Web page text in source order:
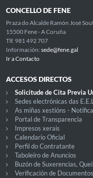
CONCELLO DE FENE
Praza do Alcalde Ramón José
15500 Fene - A Coruña
Tlf. 981 492 707
Información: sede@fene.gal
Ir a Contacto
ACCESOS DIRECTOS
Solicitude de Cita Previa
Sedes electrónicas das
As miñas xestións -
Portal de Transparencia
Impresos xerais
Calendario Oficial
Perfil do Contratante
Taboleiro de Anuncios
Buzón de Suxerencias,
Verificación de Documentos